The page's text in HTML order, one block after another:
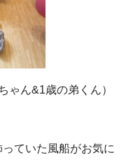
ゃん&1歳の弟くん）
ていた風船がお気に